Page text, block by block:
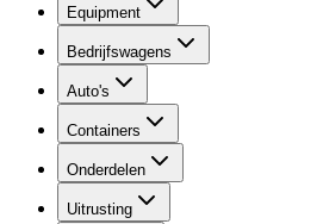
Equipment
Bedrijfswagens
Auto's
Containers
Onderdelen
Uitrusting